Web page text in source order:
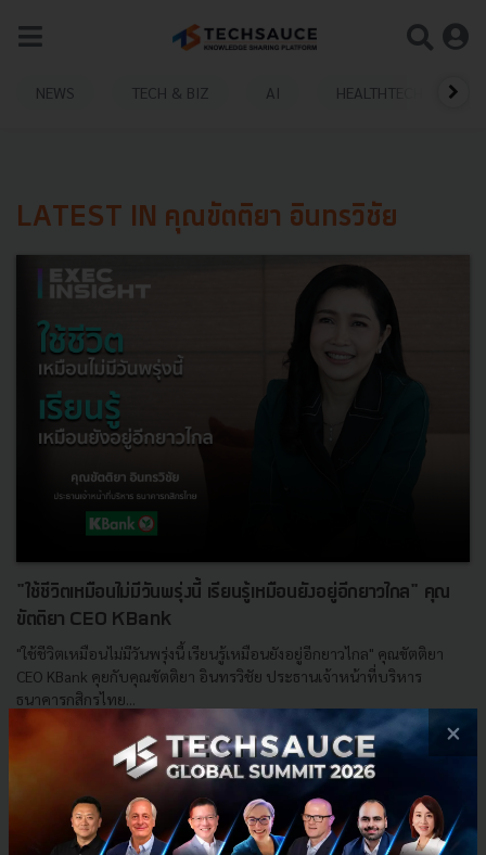
NEWS TECH & BIZ AI HEALTHTECH
LATEST IN คุณขัตติยา อินทรวิชัย
"ใช้ชีวิตเหมือนไม่มีวันพรุ่งนี้ เรียนรู้เหมือนยังอยู่อีกยาวไกล" คุณ
ขัตติยา CEO KBank
"ใช้ชีวิตเหมือนไม่มีวันพรุ่งนี้ เรียนรู้เหมือนยังอยู่อีกยาวไกล" คุณขัตติยา
CEO KBank คุยกับคุณขัตติยา อินทรวิชัย ประธานเจ้าหน้าที่บริหาร
ธนาคารกสิกรไทย...
| ByTechsauce Team
Exec Insight TS Video คุณขัตติยา อินทรวิชัย
×